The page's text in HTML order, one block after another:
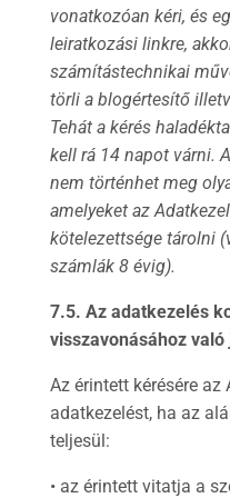
vonatkozóan kéri, és
leiratkozási linkre,
számítástechnikai
törli a blogértesítő
Tehát a kérés
kell rá 14 napot várni.
nem történhet meg
amelyeket az
kötelezettsége tárolni
számlák 8 évig).
7.5. Az adatkezelés
visszavonásához való
Az érintett kérésére
adatkezelést, ha az
teljesül:
• az érintett vitatja a